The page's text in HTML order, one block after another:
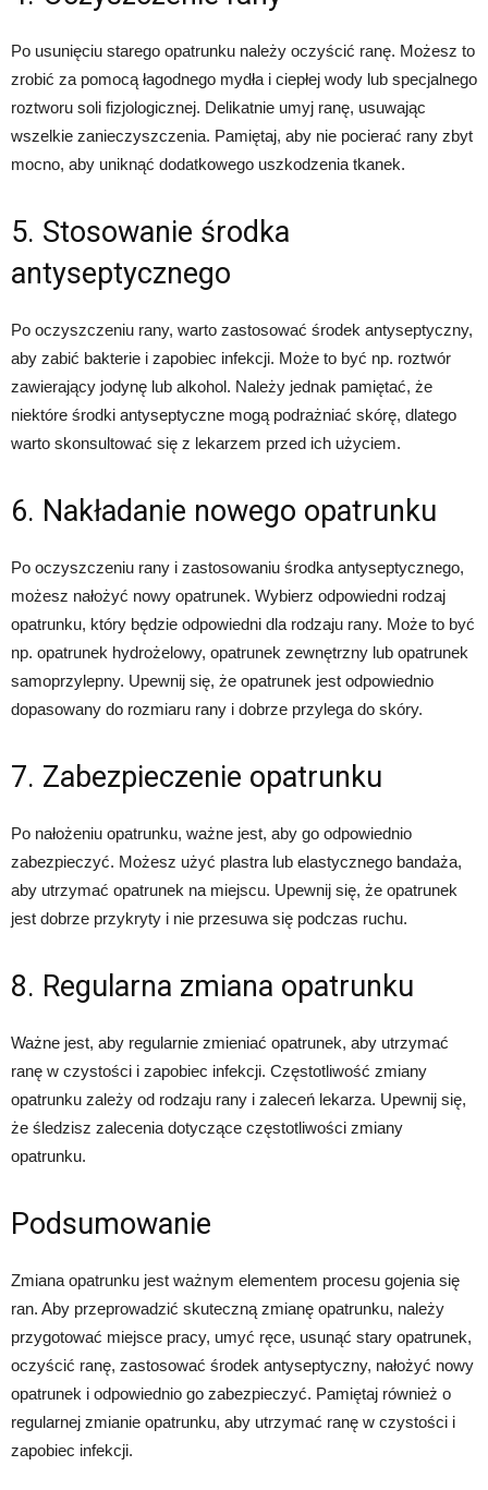
Po usunięciu starego opatrunku należy oczyścić ranę. Możesz to
zrobić za pomocą łagodnego mydła i ciepłej wody lub specjalnego
roztworu soli fizjologicznej. Delikatnie umyj ranę, usuwając
wszelkie zanieczyszczenia. Pamiętaj, aby nie pocierać rany zbyt
mocno, aby uniknąć dodatkowego uszkodzenia tkanek.
5. Stosowanie środka
antyseptycznego
Po oczyszczeniu rany, warto zastosować środek antyseptyczny,
aby zabić bakterie i zapobiec infekcji. Może to być np. roztwór
zawierający jodynę lub alkohol. Należy jednak pamiętać, że
niektóre środki antyseptyczne mogą podrażniać skórę, dlatego
warto skonsultować się z lekarzem przed ich użyciem.
6. Nakładanie nowego opatrunku
Po oczyszczeniu rany i zastosowaniu środka antyseptycznego,
możesz nałożyć nowy opatrunek. Wybierz odpowiedni rodzaj
opatrunku, który będzie odpowiedni dla rodzaju rany. Może to być
np. opatrunek hydrożelowy, opatrunek zewnętrzny lub opatrunek
samoprzylepny. Upewnij się, że opatrunek jest odpowiednio
dopasowany do rozmiaru rany i dobrze przylega do skóry.
7. Zabezpieczenie opatrunku
Po nałożeniu opatrunku, ważne jest, aby go odpowiednio
zabezpieczyć. Możesz użyć plastra lub elastycznego bandaża,
aby utrzymać opatrunek na miejscu. Upewnij się, że opatrunek
jest dobrze przykryty i nie przesuwa się podczas ruchu.
8. Regularna zmiana opatrunku
Ważne jest, aby regularnie zmieniać opatrunek, aby utrzymać
ranę w czystości i zapobiec infekcji. Częstotliwość zmiany
opatrunku zależy od rodzaju rany i zaleceń lekarza. Upewnij się,
że śledzisz zalecenia dotyczące częstotliwości zmiany
opatrunku.
Podsumowanie
Zmiana opatrunku jest ważnym elementem procesu gojenia się
ran. Aby przeprowadzić skuteczną zmianę opatrunku, należy
przygotować miejsce pracy, umyć ręce, usunąć stary opatrunek,
oczyścić ranę, zastosować środek antyseptyczny, nałożyć nowy
opatrunek i odpowiednio go zabezpieczyć. Pamiętaj również o
regularnej zmianie opatrunku, aby utrzymać ranę w czystości i
zapobiec infekcji.